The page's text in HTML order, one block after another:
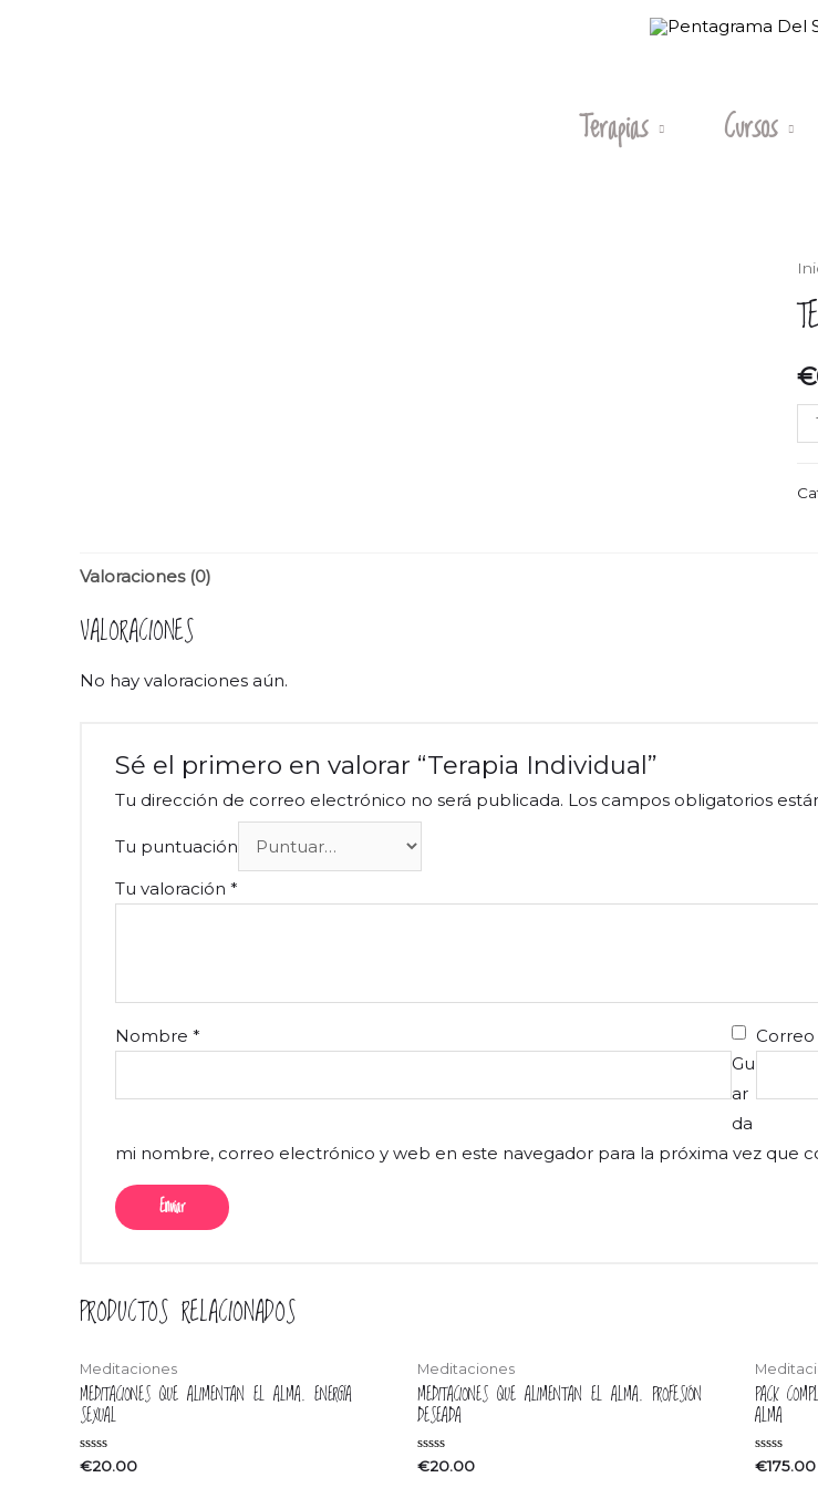
Terapias Cursos
€
Valoraciones (0)
VALORACIONES
No hay valoraciones aún.
Sé el primero en valorar “Terapia Individual”
Tu dirección de correo electrónico no será publicada. Los campos obligatorios
Tu puntuación
Tu valoración *
Nombre *
Gu
ar
da
mi nombre, correo electrónico y web en este navegador para la próxima vez que
PRODUCTOS RELACIONADOS
Meditaciones
MEDITACIONES QUE ALIMENTAN EL ALMA. ENERGÍA
SEXUAL
Valorado
en
€20.00
Meditaciones
MEDITACIONES QUE ALIMENTAN EL ALMA. PROFESIÓN
DESEADA
Valorado
en
€20.00
PACK
ALMA
Valorado
en
€175.00